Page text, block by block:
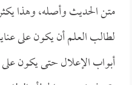
متن الحديث وأصله، وهذا
لطالب العلم أن يكون على
أبواب الإعلال حتى يكون على